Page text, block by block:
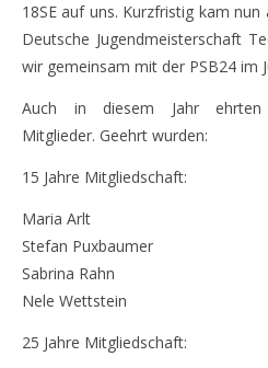
18SE auf uns. Kurzfristig kam
Deutsche Jugendmeisterschaft
wir gemeinsam mit der PSB24 im
Auch in diesem Jahr ehrten
Mitglieder. Geehrt wurden:
15 Jahre Mitgliedschaft:
Maria Arlt
Stefan Puxbaumer
Sabrina Rahn
Nele Wettstein
25 Jahre Mitgliedschaft: